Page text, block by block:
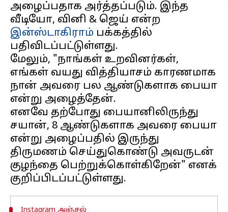
அழைப்பதாக அர்த்தப்படும். இந்த
வீடியோ, வினி & ஜெய் என்ற
இன்ஸ்டாகிராம் பக்கத்தில்
பதிவிடப்பட்டுள்ளது.
மேலும், "நாங்கள் உறவினர்கள்,
எங்கள் வயது வித்தியாசம் காரணமாக
நான் அவரை பல ஆண்டுகளாக பையா
என்று அழைத்தேன்.
எனவே தற்போது பையானிலிருந்து
சயான், 8 ஆண்டுகளாக அவரை பையா
என்று அழைப்பதில் இருந்து
திருமணம் செய்துகொண்டு அவருடன்
குழந்தை பெற்றுக்கொள்கிறேன்" எனக்
Instagram அஞ்சல்